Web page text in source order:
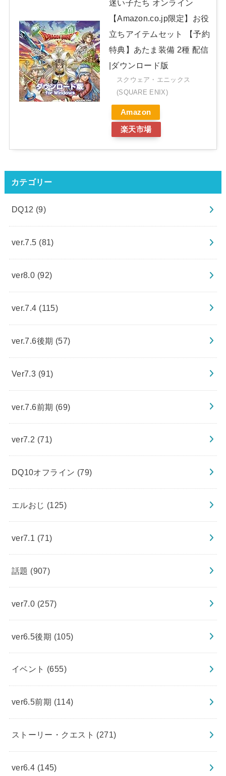
迷い子たち オンライン
【Amazon.co.jp限定】お役
立ちアイテムセット 【予約
特典】あたま装備 2種 配信
|ダウンロード版
スクウェア・エニックス
(SQUARE ENIX)
Amazon
楽天市場
カテゴリー
DQ12 (9)
ver.7.5 (81)
ver8.0 (92)
ver.7.4 (115)
ver.7.6後期 (57)
Ver7.3 (91)
ver.7.6前期 (69)
ver7.2 (71)
DQ10オフライン (79)
エルおじ (125)
ver7.1 (71)
話題 (907)
ver7.0 (257)
ver6.5後期 (105)
イベント (655)
ver6.5前期 (114)
ストーリー・クエスト (271)
ver6.4 (145)